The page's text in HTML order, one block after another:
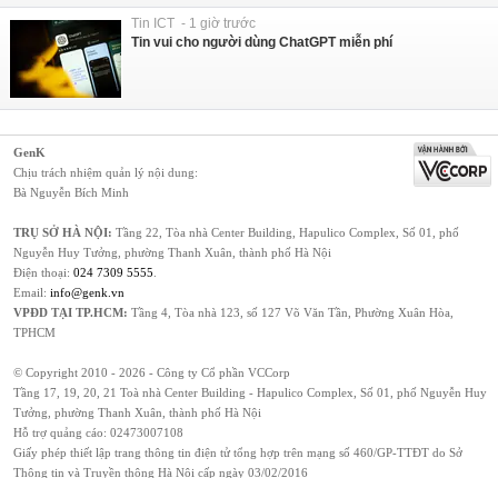
Tin ICT - 1 giờ trước
Tin vui cho người dùng ChatGPT miễn phí
GenK
Chịu trách nhiệm quản lý nội dung:
Bà Nguyễn Bích Minh
TRỤ SỞ HÀ NỘI: Tầng 22, Tòa nhà Center Building, Hapulico Complex, Số 01, phố
Nguyễn Huy Tưởng, phường Thanh Xuân, thành phố Hà Nội
Điện thoại: 024 7309 5555.
Email: info@genk.vn
VPĐD TẠI TP.HCM: Tầng 4, Tòa nhà 123, số 127 Võ Văn Tần, Phường Xuân Hòa,
TPHCM
© Copyright 2010 - 2026 - Công ty Cổ phần VCCorp
Tầng 17, 19, 20, 21 Toà nhà Center Building - Hapulico Complex, Số 01, phố Nguyễn Huy
Tưởng, phường Thanh Xuân, thành phố Hà Nội
Hỗ trợ quảng cáo: 02473007108
Giấy phép thiết lập trang thông tin điện tử tổng hợp trên mạng số 460/GP-TTĐT do Sở
Thông tin và Truyền thông Hà Nội cấp ngày 03/02/2016